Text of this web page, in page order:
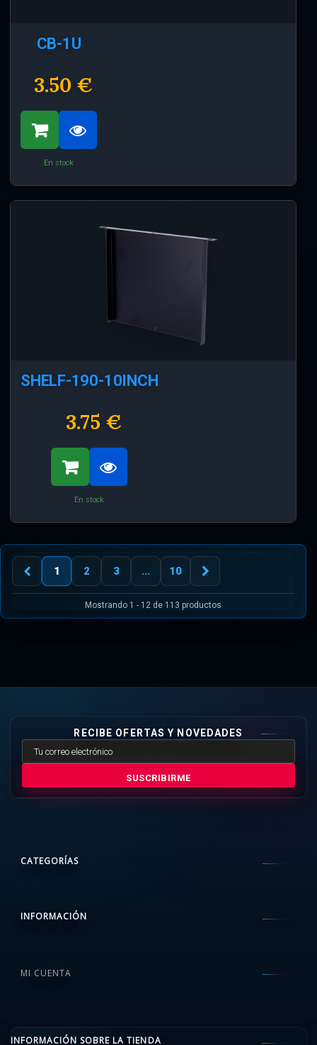
CB-1U
3.50 €
En stock
SHELF-190-10INCH
3.75 €
En stock
1 2 3 ... 10
Mostrando 1 - 12 de 113 productos
RECIBE OFERTAS Y NOVEDADES
SUSCRIBIRME
CATEGORÍAS
INFORMACIÓN
MI CUENTA
INFORMACIÓN SOBRE LA TIENDA